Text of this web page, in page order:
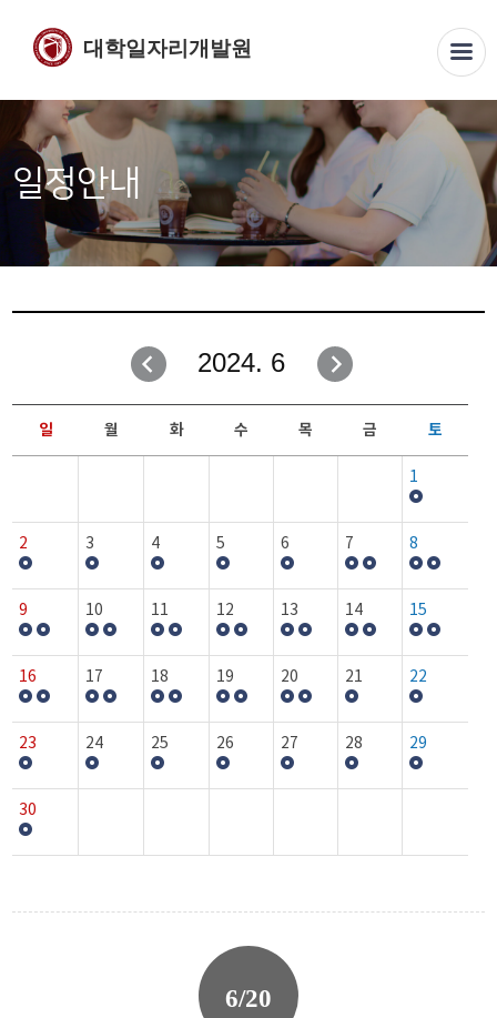
대학일자리개발원
일정안내
2024. 6
일 월 화 수 목 금 토
1
2 3 4 5 6 7 8
9 10 11 12 13 14 15
16 17 18 19 20 21 22
23 24 25 26 27 28 29
30
6/20